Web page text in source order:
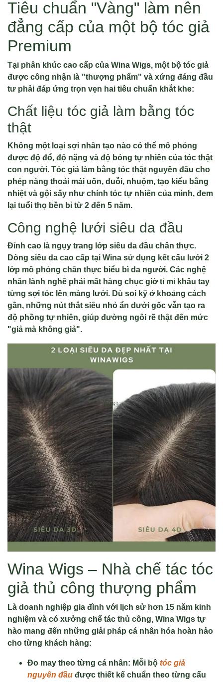
Tiêu chuẩn "Vàng" làm nên
đẳng cấp của một bộ tóc giả
Premium
Tại phân khúc cao cấp của Wina Wigs, một bộ tóc giả
được công nhận là "thượng phẩm" và xứng đáng đầu
tư phải đáp ứng trọn vẹn hai tiêu chuẩn khắt khe:
Chất liệu tóc giả làm bằng tóc
thật
Không một loại sợi nhân tạo nào có thể mô phỏng
được độ đổ, độ nặng và độ bóng tự nhiên của tóc thật
con người. Tóc giả làm bằng tóc thật nguyên đầu cho
phép nàng thoải mái uốn, duỗi, nhuộm, tạo kiểu bằng
nhiệt và gội sấy như chính tóc tự nhiên của mình, đem
lại tuổi thọ bền bỉ từ 2 đến 5 năm.
Công nghệ lưới siêu da đầu
Đỉnh cao là ngụy trang lớp siêu da đầu chân thực.
Dòng siêu da cao cấp tại Wina sử dụng kết cấu lưới 2
lớp mô phỏng chân thực biểu bì da người. Các nghệ
nhân lành nghề phải mất hàng chục giờ tỉ mỉ khâu tay
từng sợi tóc lên màng lưới. Dù soi kỹ ở khoảng cách
gần, những nút thắt siêu nhỏ ẩn dưới gốc vẫn tạo ra
độ phồng tự nhiên, giúp đường ngôi rẽ thật đến mức
"giả mà không giả".
Wina Wigs – Nhà chế tác tóc
giả thủ công thượng phẩm
Là doanh nghiệp gia đình với lịch sử hơn 15 năm kinh
nghiệm và có xưởng chế tác thủ công, Wina Wigs tự
hào mang đến những giải pháp cá nhân hóa hoàn hảo
cho từng khách hàng:
Đo may theo từng cá nhân: Mỗi bộ tóc giả
nguyên đầu được thiết kế chuẩn theo từng cấu